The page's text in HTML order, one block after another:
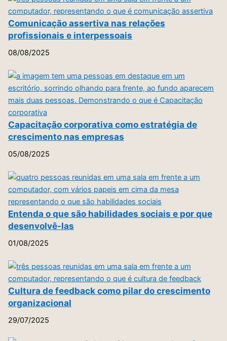
Comunicação assertiva nas relações
profissionais e interpessoais
08/08/2025
Capacitação corporativa como estratégia de
crescimento nas empresas
05/08/2025
Entenda o que são habilidades sociais e por que
desenvolvê-las
01/08/2025
Cultura de feedback como pilar do crescimento
organizacional
29/07/2025